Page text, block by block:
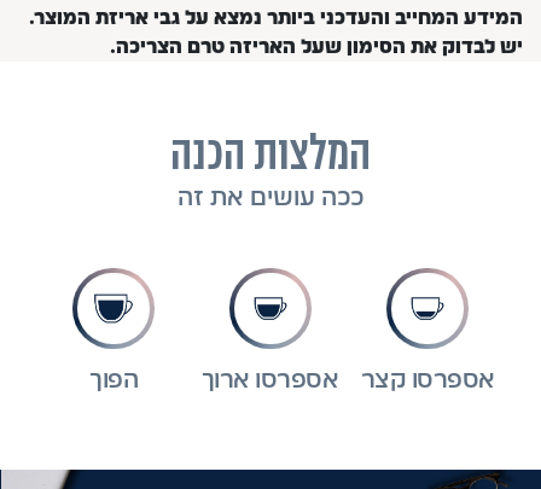
המידע המחייב והעדכני ביותר נמצא על גבי אריזת המוצר.
יש לבדוק את הסימון שעל האריזה טרם הצריכה.
המלצות הכנה
ככה עושים את זה
אספרסו קצר אספרסו ארוך הפוך